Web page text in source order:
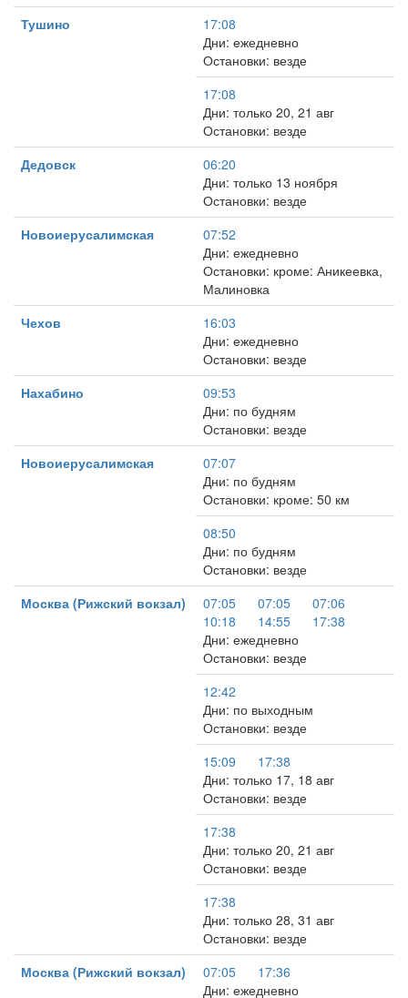
Тушино
17:08
Дни: ежедневно
Остановки: везде
17:08
Дни: только 20, 21 авг
Остановки: везде
Дедовск
06:20
Дни: только 13 ноября
Остановки: везде
Новоиерусалимская
07:52
Дни: ежедневно
Остановки: кроме: Аникеевка,
Малиновка
Чехов
16:03
Дни: ежедневно
Остановки: везде
Нахабино
09:53
Дни: по будням
Остановки: везде
Новоиерусалимская
07:07
Дни: по будням
Остановки: кроме: 50 км
08:50
Дни: по будням
Остановки: везде
Москва (Рижский вокзал)
07:05 07:05
07:06
10:18
14:55
17:38
Дни: ежедневно
Остановки: везде
12:42
Дни: по выходным
Остановки: везде
15:09
17:38
Дни: только 17, 18 авг
Остановки: везде
17:38
Дни: только 20, 21 авг
Остановки: везде
17:38
Дни: только 28, 31 авг
Остановки: везде
Москва (Рижский вокзал)
07:05
17:36
Дни: ежедневно